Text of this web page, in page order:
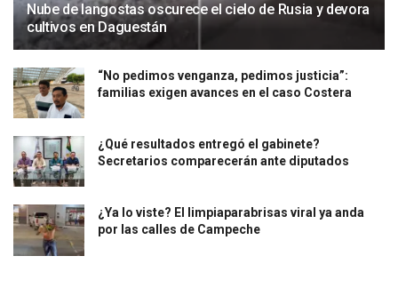
Nube de langostas oscurece el cielo de Rusia y devora
cultivos en Daguestán
“No pedimos venganza, pedimos justicia”:
familias exigen avances en el caso Costera
¿Qué resultados entregó el gabinete?
Secretarios comparecerán ante diputados
¿Ya lo viste? El limpiaparabrisas viral ya anda
por las calles de Campeche